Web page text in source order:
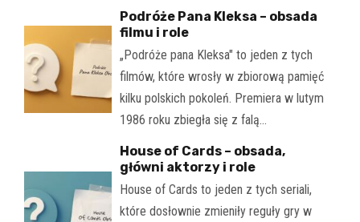
Podróże Pana Kleksa – obsada
filmu i role
„Podróże pana Kleksa" to jeden z tych
filmów, które wrosły w zbiorową pamięć
kilku polskich pokoleń. Premiera w lutym
1986 roku zbiegła się z falą…
House of Cards – obsada,
główni aktorzy i role
House of Cards to jeden z tych seriali,
które dosłownie zmieniły reguły gry w